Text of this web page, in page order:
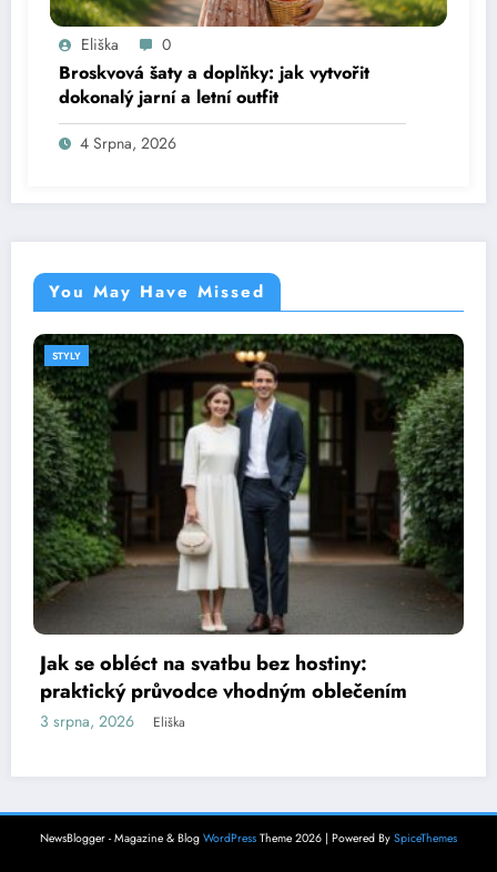
Eliška 0
Broskvová šaty a doplňky: jak vytvořit
dokonalý jarní a letní outfit
4 Srpna, 2026
You May Have Missed
STYLY
Jak se obléct v Maroku: Praktický průvodce
místními zvyky a klimatem
2 srpna, 2026
NewsBlogger - Magazine & Blog WordPress Theme 2026 | Powered By SpiceThemes